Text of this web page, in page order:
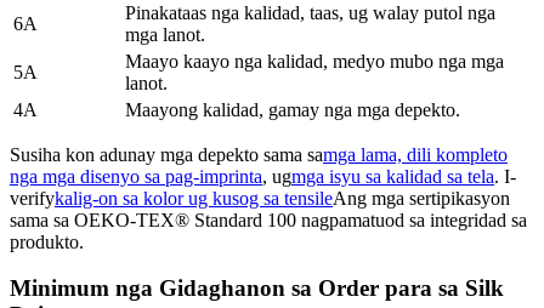
6A
Pinakataas nga kalidad, taas, ug walay putol nga
mga lanot.
5A
Maayo kaayo nga kalidad, medyo mubo nga mga
lanot.
4A
Maayong kalidad, gamay nga mga depekto.
Susiha kon adunay mga depekto sama samga lama, dili kompleto
nga mga disenyo sa pag-imprinta, ugmga isyu sa kalidad sa tela. I-
verifykalig-on sa kolor ug kusog sa tensileAng mga sertipikasyon
sama sa OEKO-TEX® Standard 100 nagpamatuod sa integridad sa
produkto.
Minimum nga Gidaghanon sa Order para sa Silk